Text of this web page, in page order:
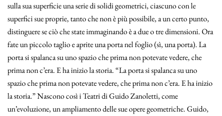
sulla sua superficie una serie di solidi geometrici, ciascuno con le
superfici sue proprie, tanto che non è più possibile, a un certo punto,
distinguere se ciò che state immaginando è a due o tre dimensioni. Ora
fate un piccolo taglio e aprite una porta nel foglio (sì, una porta). La
porta si spalanca su uno spazio che prima non potevate vedere, che
prima non c’era. E ha inizio la storia. “La porta si spalanca su uno
spazio che prima non potevate vedere, che prima non c’era. E ha inizio
la storia.” Nascono così i Teatri di Guido Zanoletti, come
un’evoluzione, un ampliamento delle sue opere geometriche. Guido,